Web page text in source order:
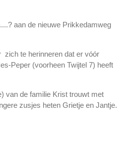
aan de nieuwe Prikkedamweg
te herinneren dat er vóór
Peper (voorheen Twijtel 7) heeft
van de familie Krist trouwt met
zusjes heten Grietje en Jantje.